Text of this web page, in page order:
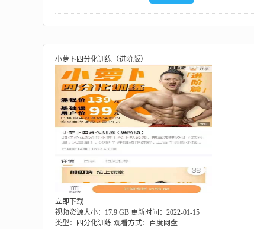
小萝卜四分化训练（进阶版）
立即下载
视频资源大小：17.9 GB 更新时间：2022-01-15
类型：四分化训练 观看方式：百度网盘